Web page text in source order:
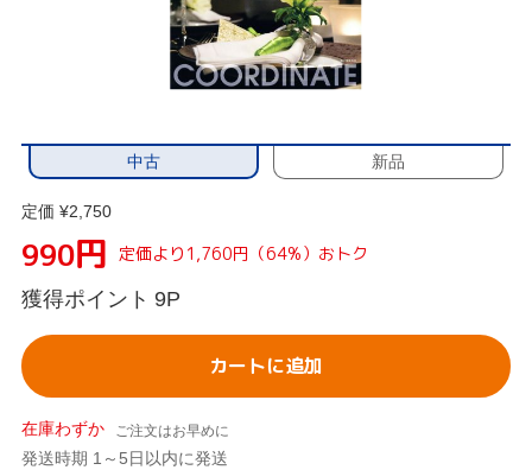
中古 新品
定価 ¥2,750
990円 定価より1,760円（64%）おトク
獲得ポイント 9P
カートに追加
在庫わずか ご注文はお早めに
発送時期 1～5日以内に発送